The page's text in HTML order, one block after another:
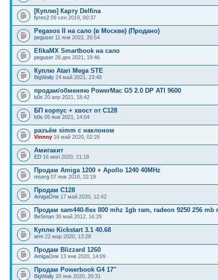
[Куплю] Карту Delfina
fyrex2 09 сен 2019, 00:37
Pegasos II на сало (в Москве) (Продано)
peguser 11 янв 2022, 20:54
EfikaMX Smartbook на сало
peguser 26 дек 2021, 19:46
Куплю Atari Mega STE
BigWally 24 май 2021, 23:48
продам/обменяю PowerMac G5 2.0 DP ATI 9600
b0s 20 апр 2021, 18:42
БП корпус + хвост от С128
b0s 05 янв 2021, 14:04
разъём simm с наклоном
Vinnny 16 май 2020, 02:26
Амигакит
ED 16 июл 2020, 21:18
Продам Amiga 1200 + Apollo 1240 40MHz
mserg 07 янв 2018, 22:19
Продам С128
AmigaOne 17 май 2020, 12:42
Продам sam440-flex 800 mhz 1gb ram, radeon 9250 256 mb
BeSman 30 май 2012, 16:29
Куплю Kickstart 3.1 40.68
arm 22 мар 2020, 13:28
Продам Blizzard 1260
AmigaOne 13 янв 2020, 14:09
Продам Powerbook G4 17''
BigWally 20 янв 2020, 20:31